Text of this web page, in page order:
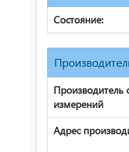
Состояние:
Производитель
измерений
Адрес